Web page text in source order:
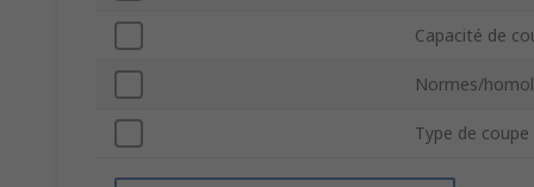
Capacité de
Normes/
Type de coupe